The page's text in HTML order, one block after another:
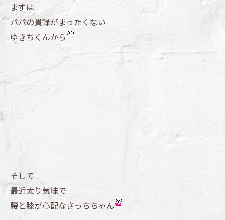
まずは
パパの貫録がまったくない
ゆきちくんから
そして
最近太り気味で
腰と膝が心配なさっちちゃん